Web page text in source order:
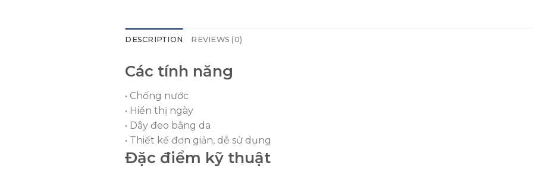
DESCRIPTION REVIEWS (0)
Các tính năng
• Chống nước
• Hiển thị ngày
• Dây đeo bằng da
• Thiết kế đơn giản, dễ sử dụng
Đặc điểm kỹ thuật